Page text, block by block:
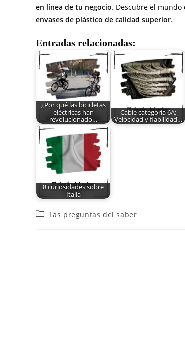
en línea de tu negocio. Descubre el mundo
envases de plástico de calidad superior.
Entradas relacionadas:
¿Por qué las bicicletas
eléctricas han
revolucionado…
Cable categoría 6A:
Velocidad y fiabilidad…
8 curiosidades sobre
Italia
Las preguntas del saber